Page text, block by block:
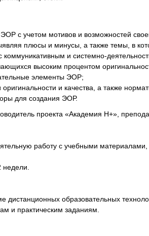
с учетом мотивов и возможностей
плюсы и минусы, а также темы, в
коммуникативным и системно-
высоким процентом
элементы ЭОР;
и качества, а также
для создания ЭОР.
проекта «Академия Н+»,
работу с учебными материалами,
образовательных
и практическим заданиям.